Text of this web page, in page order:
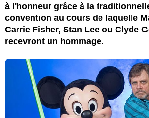
à l'honneur grâce à la
convention au cours de laquelle
Carrie Fisher, Stan Lee ou Clyde
recevront un hommage.